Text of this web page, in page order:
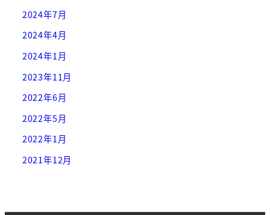
2024年7月
2024年4月
2024年1月
2023年11月
2022年6月
2022年5月
2022年1月
2021年12月